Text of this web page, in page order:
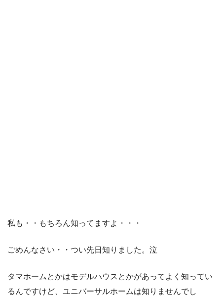
私も・・もちろん知ってますよ・・・
ごめんなさい・・つい先日知りました。泣
タマホームとかはモデルハウスとかがあってよく知ってい
るんですけど、ユニバーサルホームは知りませんでし